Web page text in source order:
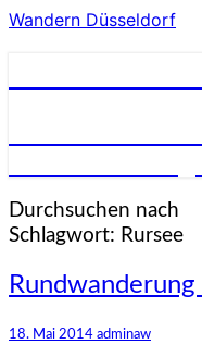
Wandern Düsseldorf
Durchsuchen nach
Schlagwort: Rursee
Rundwanderung
Eifel
Rursee
18. Mai 2014 adminaw